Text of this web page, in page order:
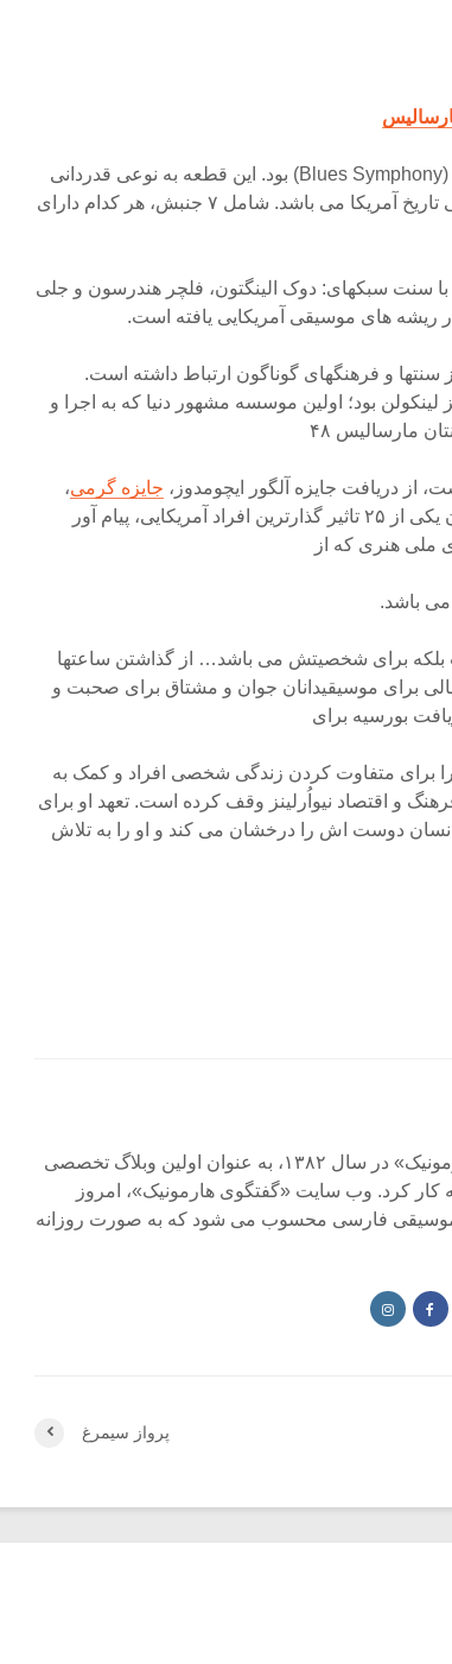
دومین سمفونی مارسالیس؛ سمفونی بلوز (Blues Symphony) بود. این قطعه به نوعی قدردانی
از سبک بلوز در دوره های متفاوت موسیقی تاریخ آمریکا می باشد. شامل ۷ جنبش، هر کدام دارای
سنت سبکهای: دوک الینگتون، فلچر هندرسون و جلی
ریشه های موسیقی آمریکایی یافته است.
سنتها و فرهنگهای گوناگون ارتباط داشته است.
لینکولن بود؛ اولین موسسه مشهور دنیا که به اجرا و
مارسالیس ۴۸
از دریافت جایزه آلگور ایچومدوز، جایزه گرمی،
پولنیزر و پی بادی تا برگزیده شدن به عنوان یکی از ۲۵ تاثیر گذارترین افراد آمریکایی، پیام آور
ملی هنری که از
می باشد.
بلکه برای شخصیتش می باشد… از گذاشتن ساعتها
برای موسیقیدانان جوان و مشتاق برای صحبت و
بورسیه برای
برای متفاوت کردن زندگی شخصی افراد و کمک به
و اقتصاد نیواُرلینز وقف کرده است. تعهد او برای
دوست اش را درخشان می کند و او را به تلاش
مجله آنلاین «گفتگوی هارمونیک» در سال ۱۳۸۲، به عنوان اولین وبلاگ تخصصی
کار کرد. وب سایت «گفتگوی هارمونیک»، امروز
موسیقی فارسی محسوب می شود که به صورت روزانه
پرواز سیمرغ